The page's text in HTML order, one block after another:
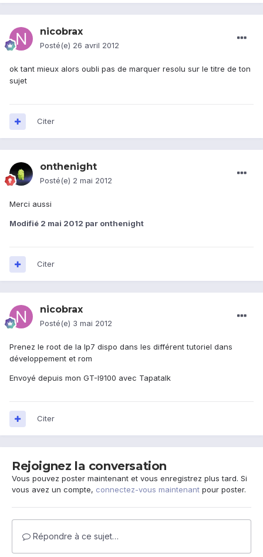
nicobrax
Posté(e) 26 avril 2012
ok tant mieux alors oubli pas de marquer resolu sur le titre de ton
sujet
Citer
onthenight
Posté(e) 2 mai 2012
Merci aussi
Modifié 2 mai 2012 par onthenight
Citer
nicobrax
Posté(e) 3 mai 2012
Prenez le root de la lp7 dispo dans les différent tutoriel dans
développement et rom
Envoyé depuis mon GT-I9100 avec Tapatalk
Citer
Rejoignez la conversation
Vous pouvez poster maintenant et vous enregistrez plus tard. Si
vous avez un compte, connectez-vous maintenant pour poster.
Répondre à ce sujet…